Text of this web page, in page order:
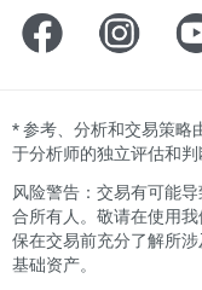
*参考、分析和交易策略
于分析师的独立评估和
风险警告：交易有可能
合所有人。敬请在使用
保在交易前充分了解所
基础资产。